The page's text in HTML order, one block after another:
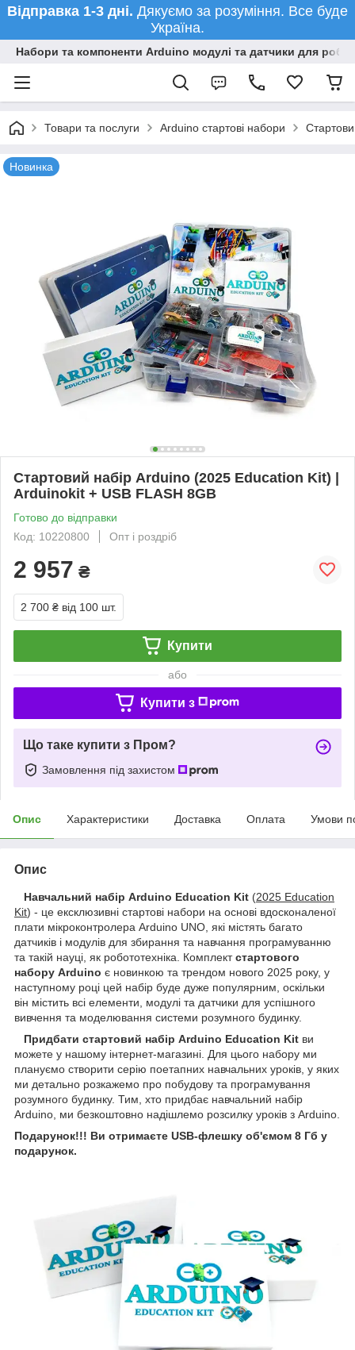
Відправка 1-3 дні. Дякуємо за розуміння. Все буде
Україна.
Набори та компоненти Arduino модулі та датчики для
Товари та послуги Arduino стартові набори
Новинка
Стартовий набір Arduino (2025 Education Kit) |
Arduinokit + USB FLASH 8GB
Готово до відправки
Код: 10220800
Опт і роздріб
2 957 ₴
2 700 ₴ від 100 шт.
Купити
або
Купити з
Що таке купити з Пром?
Замовлення під захистом
Опис Характеристики Доставка Оплата Умови
Опис
Навчальний набір Arduino Education Kit (2025 Education
Kit) - це ексклюзивні стартові набори на основі вдосконаленої
плати мікроконтролера Arduino UNO, які містять багато
датчиків і модулів для збирання та навчання програмуванню
та такій науці, як робототехніка. Комплектстартового
набору Arduino є новинкою та трендом нового 2025 року, у
наступному році цей набір буде дуже популярним, оскільки
він містить всі елементи, модулі та датчики для успішного
вивчення та моделювання системи розумного будинку.
Придбати стартовий набір Arduino Education Kit ви
можете у нашому інтернет-магазині. Для цього набору ми
плануємо створити серію поетапних навчальних уроків, у яких
ми детально розкажемо про побудову та програмування
розумного будинку. Тим, хто придбає навчальний набір
Arduino, ми безкоштовно надішлемо розсилку уроків з Arduino.
Подарунок!!! Ви отримаєте USB-флешку об'ємом 8 Гб у
подарунок.